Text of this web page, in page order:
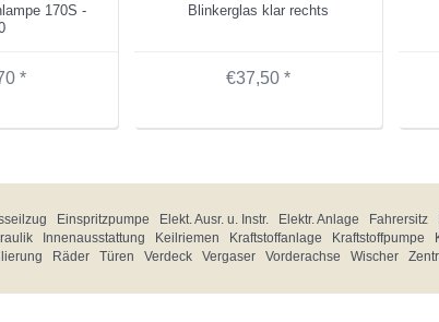
170S -
*
Blinkerglas klar rechts
€37,50 *
Einspritzpumpe Elekt. Ausr. u. Instr. Elektr. Anlage Fahrersitz
Innenausstattung Keilriemen Kraftstoffanlage Kraftstoffpumpe
Räder Türen Verdeck Vergaser Vorderachse Wischer